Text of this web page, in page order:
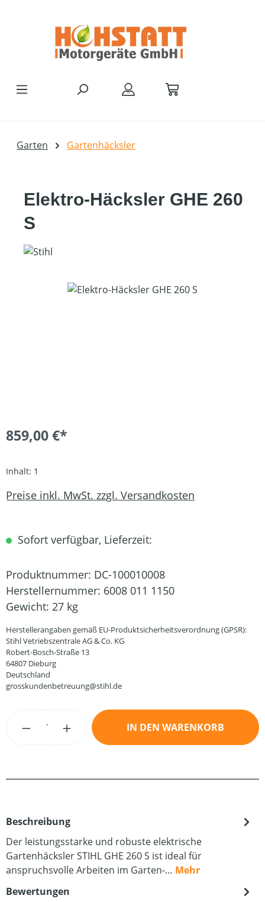
Garten Gartenhäcksler
Elektro-Häcksler GHE 260
S
Bildergalerie überspringen
859,00 €*
Inhalt: 1
Preise inkl. MwSt. zzgl. Versandkosten
Sofort verfügbar, Lieferzeit:
Produktnummer: DC-100010008
Herstellernummer: 6008 011 1150
Gewicht: 27 kg
Herstellerangaben gemäß EU-Produktsicherheitsverordnung (GPSR):
Stihl Vetriebszentrale AG & Co. KG
Robert-Bosch-Straße 13
64807 Dieburg
Deutschland
grosskundenbetreuung@stihl.de
Produkt Anzahl: Gib den gewünschten
IN DEN WARENKORB
Beschreibung
Der leistungsstarke und robuste elektrische
Gartenhäcksler STIHL GHE 260 S ist ideal für
anspruchsvolle Arbeiten im Garten-… Mehr
Bewertungen